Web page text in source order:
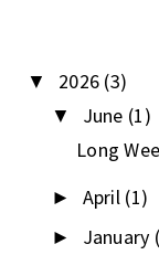
▼ 2026 (3)
▼ June (1)
Long
► April (1)
► January